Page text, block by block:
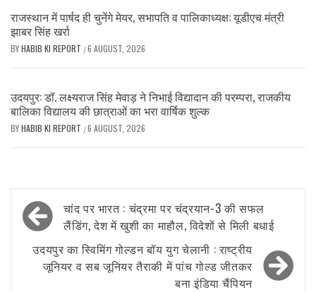
राजस्थान में पार्षद ही चुनेंगे मेयर, सभापति व पालिकाध्यक्ष: यूडीएच मंत्री
झाबर सिंह खर्रा
BYHABIB KI REPORT /6 AUGUST, 2026
उदयपुर: डॉ. लक्ष्यराज सिंह मेवाड़ ने निभाई विद्यादान की परम्परा, राजकीय
बालिका विद्यालय की छात्राओं का भरा वार्षिक शुल्क
BYHABIB KI REPORT /6 AUGUST, 2026
Post
navigation
चांद पर भारत : चंद्रमा पर चंद्रयान-3 की सफल
लैंडिंग, देश में खुशी का माहौल, विदेशों से मिली बधाई
उदयपुर का स्विमिंग गोल्डन बॉय युग चेलानी : राष्ट्रीय
जूनियर व सब जूनियर तैराकी में पांच गोल्ड जीतकर
बना इंडिया चैंपियन